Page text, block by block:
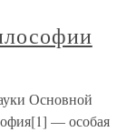
Основной
— особая